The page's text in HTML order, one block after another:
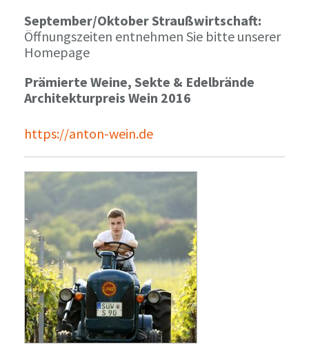
September/Oktober Straußwirtschaft:
Öffnungszeiten entnehmen Sie bitte unserer
Homepage
Prämierte Weine, Sekte & Edelbrände
Architekturpreis Wein 2016
https://anton-wein.de